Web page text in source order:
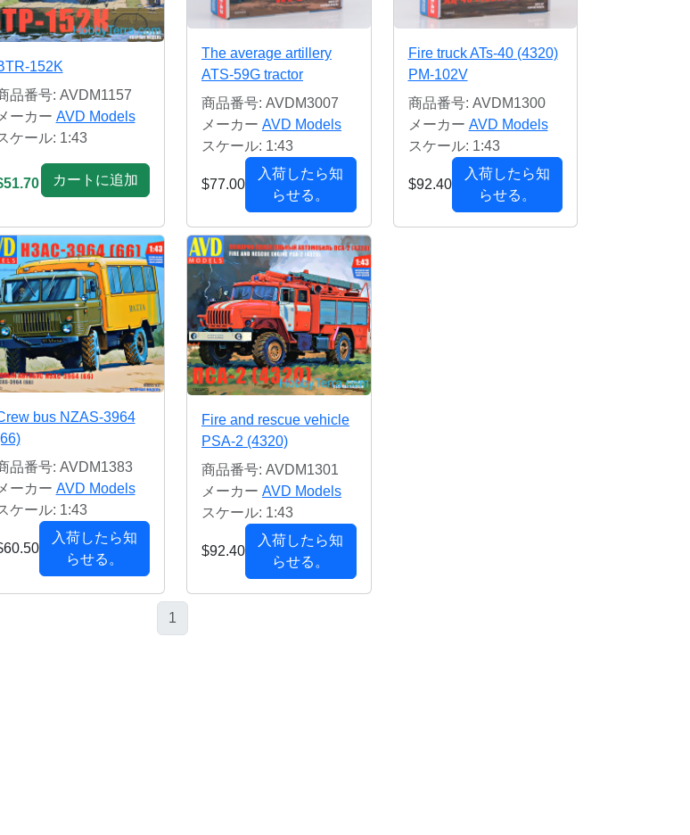
152K
品番号: AVDM1157
メーカー AVD Models
ケール: 1:43
カートに追加
The average artillery
ATS-59G tractor
商品番号: AVDM3007
メーカー AVD Models
スケール: 1:43
$77.00
入荷したら知
らせる。
Fire truck ATs-40 (4320)
PM-102V
商品番号: AVDM1300
メーカー AVD Models
スケール: 1:43
$92.40
入荷したら知
らせる。
bus NZAS-3964
品番号: AVDM1383
メーカー AVD Models
ケール: 1:43
入荷したら知
らせる。
Fire and rescue vehicle
PSA-2 (4320)
商品番号: AVDM1301
メーカー AVD Models
スケール: 1:43
$92.40
入荷したら知
らせる。
1